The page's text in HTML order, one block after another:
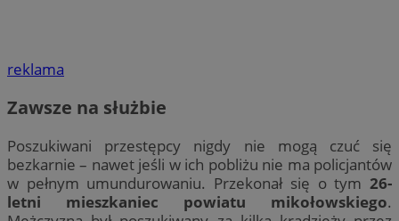
reklama
Zawsze na służbie
Poszukiwani przestępcy nigdy nie mogą czuć się
bezkarnie – nawet jeśli w ich pobliżu nie ma policjantów
w pełnym umundurowaniu. Przekonał się o tym 26-
letni mieszkaniec powiatu mikołowskiego.